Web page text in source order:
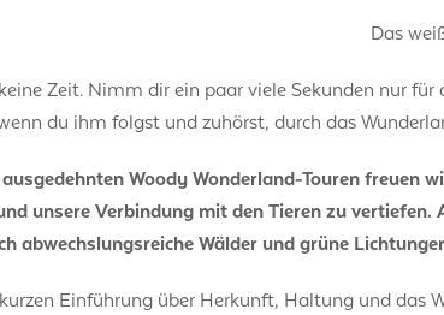
Das
Zeit. Nimm dir ein paar viele Sekunden nur
du ihm folgst und zuhörst, durch das
Woody Wonderland-Touren freuen
unsere Verbindung mit den Tieren zu
abwechslungsreiche Wälder und grüne
Einführung über Herkunft, Haltung und das